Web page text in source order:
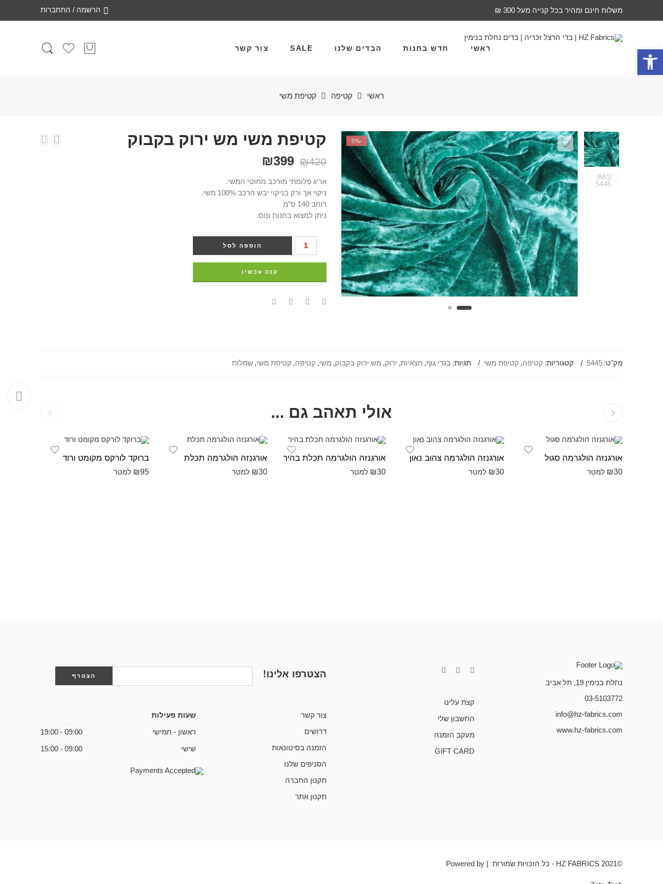
פתח סרגל נגישות
משלוח חינם ומהיר בכל קנייה מעל 300 ₪ הרשמה / התחברות
ראשי חדש בחנות הבדים שלנו SALE צור קשר
ראשי קטיפה קטיפת משי
-5% קטיפת משי מש ירוק בקבוק
₪420
₪399
אריג פלומתי מורכב מחוטי המשי.
ניקוי אך ורק בניקוי יבש הרכב 100% משי.
רוחב 140 ס”מ
ניתן למצוא בחנות ונוס.
הוספה לסל
קנה עכשיו
מק"ט: 5445 קטגוריות: קטיפה, קטיפת משי תגיות: בגדי גוף, חצאיות, ירוק, מש ירוק בקבוק, משי, קטיפה, קטיפת משי, שמלות
אולי תאהב גם ...
אורגנזה הולגרמה סגול
₪30 למטר
אורגנזה הולגרמה צהוב נאון
₪30 למטר
אורגנזה הולגרמה תכלת בהיר
₪30 למטר
אורגנזה הולגרמה תכלת
₪30 למטר
ברוקד לורקס מקומט ורוד
₪95 למטר
נחלת בנימין 19, תל אביב
03-5103772
info@hz-fabrics.com
www.hz-fabrics.com
קצת עלינו
החשבון שלי
מעקב הזמנה
GIFT CARD
הצטרפו אלינו!
צור קשר
דרושים
הזמנה בסיטונאות
הסניפים שלנו
תקנון החברה
תקנון אתר
שעות פעילות
ראשון - חמישי 09:00 - 19:00
שישי 09:00 - 15:00
©HZ FABRICS 2021 - כל הזכויות שמורות | Powered by